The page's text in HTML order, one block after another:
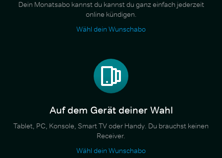
Dein Monatsabo kannst du kannst du ganz einfach jederzeit
online kündigen.
Wähl dein Wunschabo
Auf dem Gerät deiner Wahl
Tablet, PC, Konsole, Smart TV oder Handy. Du brauchst keinen
Receiver.
Wähl dein Wunschabo